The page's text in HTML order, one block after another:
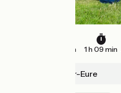
17 km 1 h 09 min
Fontenay-sur-Eure